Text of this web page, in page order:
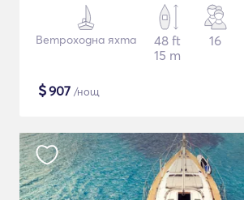
Ветроходна яхта
48 ft
15 m
16
$907 /нощ